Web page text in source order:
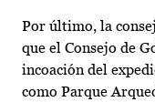
Por último, la
que el Consejo de
incoación del
como Parque